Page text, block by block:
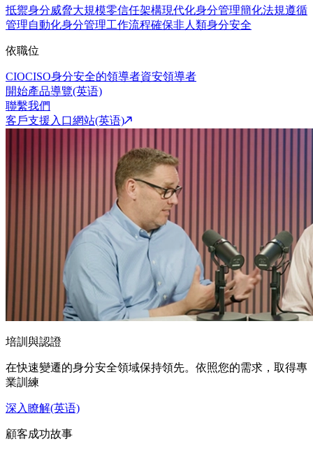
抵禦身分威脅大規模零信任架構現代化身分管理簡化法規遵循
管理自動化身分管理工作流程確保非人類身分安全
依職位
CIOCISO身分安全的領導者資安領導者
開始產品導覽(英语)
聯繫我們
客戶支援入口網站(英语)
培訓與認證
在快速變遷的身分安全領域保持領先。依照您的需求，取得專
業訓練
深入瞭解(英语)
顧客成功故事